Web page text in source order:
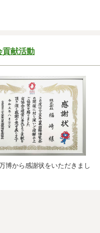
貢献活動
博から感謝状をいただきまし